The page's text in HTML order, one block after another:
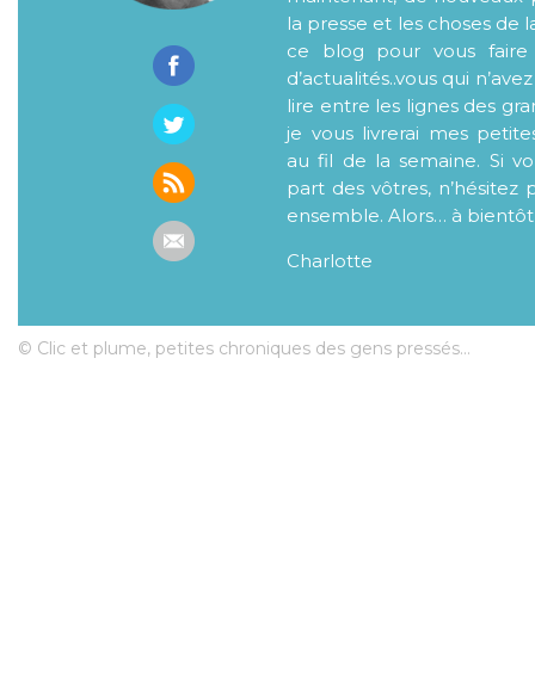
la presse et les choses de
ce blog pour vous faire
d’actualités..vous qui
lire entre les lignes des
je vous livrerai mes
au fil de la semaine. Si
part des vôtres, n’hésitez
ensemble. Alors… à bientôt
Charlotte
© Clic et plume, petites chroniques des gens pressés...